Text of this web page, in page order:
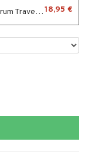
Size 18,95 €